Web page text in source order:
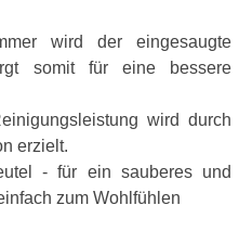
wird der eingesaugte
somit für eine bessere
wird durch
erzielt.
- für ein sauberes und
zum Wohlfühlen